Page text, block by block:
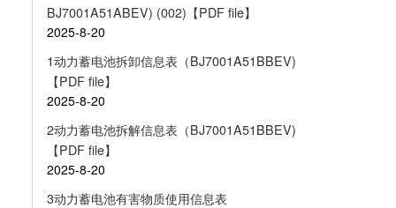
BJ7001A51ABEV) (002)【PDF file】
2025-8-20
1动力蓄电池拆卸信息表（BJ7001A51BBEV)
【PDF file】
2025-8-20
2动力蓄电池拆解信息表（BJ7001A51BBEV)
【PDF file】
2025-8-20
3动力蓄电池有害物质使用信息表